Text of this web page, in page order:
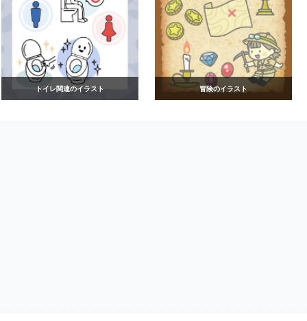
トイレ関連のイラスト 冒険のイラスト